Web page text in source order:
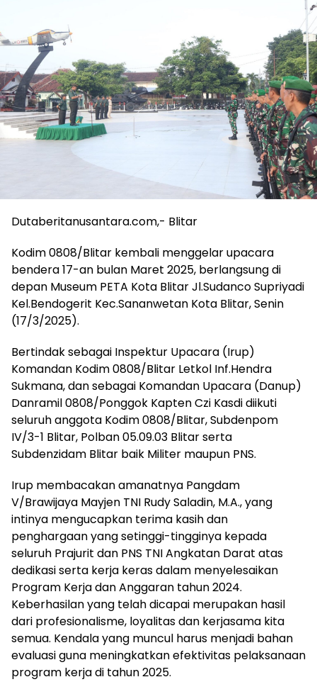
Dutaberitanusantara.com,- Blitar
Kodim 0808/Blitar kembali menggelar upacara
bendera 17-an bulan Maret 2025, berlangsung di
depan Museum PETA Kota Blitar Jl.Sudanco Supriyadi
Kel.Bendogerit Kec.Sananwetan Kota Blitar, Senin
(17/3/2025).
Bertindak sebagai Inspektur Upacara (Irup)
Komandan Kodim 0808/Blitar Letkol Inf.Hendra
Sukmana, dan sebagai Komandan Upacara (Danup)
Danramil 0808/Ponggok Kapten Czi Kasdi diikuti
seluruh anggota Kodim 0808/Blitar, Subdenpom
IV/3-1 Blitar, Polban 05.09.03 Blitar serta
Subdenzidam Blitar baik Militer maupun PNS.
Irup membacakan amanatnya Pangdam
V/Brawijaya Mayjen TNI Rudy Saladin, M.A., yang
intinya mengucapkan terima kasih dan
penghargaan yang setinggi-tingginya kepada
seluruh Prajurit dan PNS TNI Angkatan Darat atas
dedikasi serta kerja keras dalam menyelesaikan
Program Kerja dan Anggaran tahun 2024.
Keberhasilan yang telah dicapai merupakan hasil
dari profesionalisme, loyalitas dan kerjasama kita
semua. Kendala yang muncul harus menjadi bahan
evaluasi guna meningkatkan efektivitas pelaksanaan
program kerja di tahun 2025.